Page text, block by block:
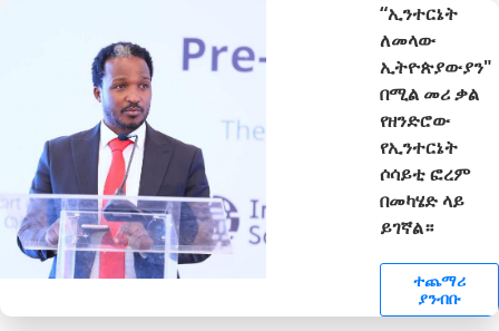
“ኢንተርኔት
ለመላው
ኢትዮጵያውያን"
በሚል መሪ ቃል
የዘንድሮው
የኢንተርኔት
ሶሳይቲ ፎረም
በመካሄድ ላይ
ይገኛል።
ተጨማሪ
ያንብቡ